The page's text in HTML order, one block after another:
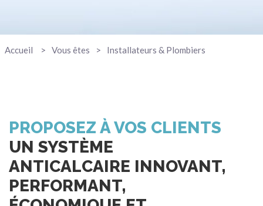
Accueil Vous êtes Installateurs & Plombiers
PROPOSEZ À VOS CLIENTS
UN SYSTÈME
ANTICALCAIRE INNOVANT,
PERFORMANT,